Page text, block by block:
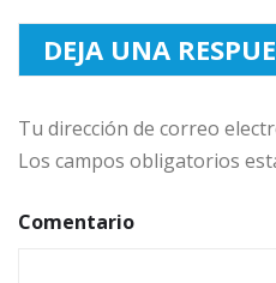
DEJA UNA
Tu dirección de correo
Los campos obligatorios
Comentario